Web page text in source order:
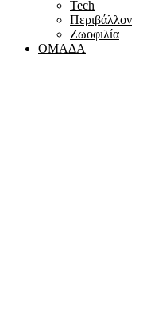
Tech
Περιβάλλον
Ζωοφιλία
ΟΜΑΔΑ